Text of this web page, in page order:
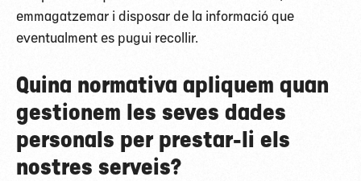
emmagatzemar i disposar de la informació que
eventualment es pugui recollir.
Quina normativa apliquem quan
gestionem les seves dades
personals per prestar-li els
nostres serveis?